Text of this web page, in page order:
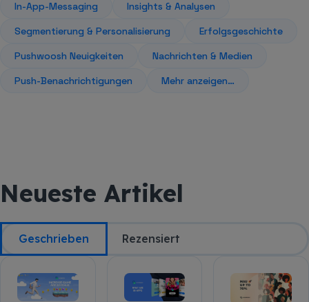
In-App-Messaging
Insights & Analysen
Segmentierung & Personalisierung
Erfolgsgeschichte
Pushwoosh Neuigkeiten
Nachrichten & Medien
Push-Benachrichtigungen
Mehr anzeigen…
Neueste Artikel
Geschrieben Rezensiert